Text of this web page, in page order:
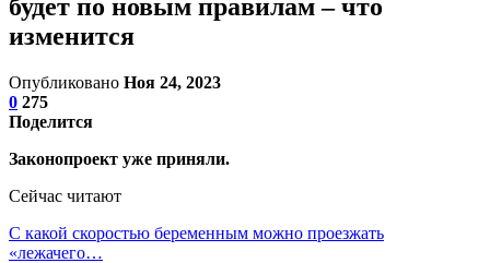
будет по новым правилам – что
изменится
Опубликовано Ноя 24, 2023
0 275
Поделится
Законопроект уже приняли.
Сейчас читают
С какой скоростью беременным можно проезжать
«лежачего…